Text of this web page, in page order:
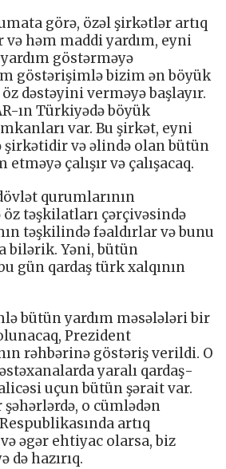
görə, özəl şirkətlər artıq
həm maddi yardım, eyni
göstərməyə
göstərişimlə bizim ən böyük
dəstəyini verməyə başlayır.
ın Türkiyədə böyük
var. Bu şirkət, eyni
şirkətidir və əlində olan bütün
çalışır və çalışacaq.
qurumlarının
təşkilatları çərçivəsində
təşkilində fəaldırlar və bunu
bilərik. Yəni, bütün
gün qardaş türk xalqının
bütün yardım məsələləri bir
Prezident
rəhbərinə göstəriş verildi. O
yaralı qardaş-
uçun bütün şərait var.
şəhərlərdə, o cümlədən
artıq
əgər ehtiyac olarsa, biz
də hazırıq.